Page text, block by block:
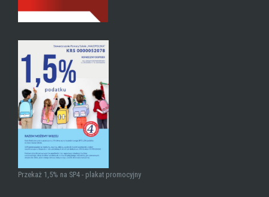
Przekaż 1,5% na SP4 - plakat promocyjny